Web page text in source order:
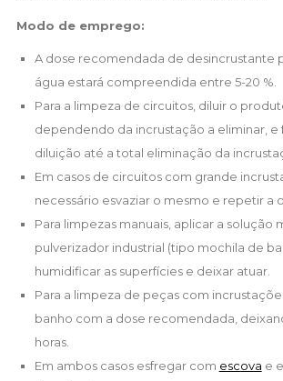
Modo de emprego:
A dose recomendada de desincrustante
água estará compreendida entre 5-20 %.
Para a limpeza de circuitos, diluir o
dependendo da incrustação a eliminar, e
diluição até a total eliminação da
Em casos de circuitos com grande
necessário esvaziar o mesmo e repetir a
Para limpezas manuais, aplicar a solução
pulverizador industrial (tipo mochila de
humidificar as superfícies e deixar atuar.
Para a limpeza de peças com
banho com a dose recomendada,
horas.
Em ambos casos esfregar com escova e